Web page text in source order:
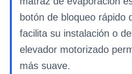
botón de bloqueo rápido
facilita su instalación o
elevador motorizado
más suave.